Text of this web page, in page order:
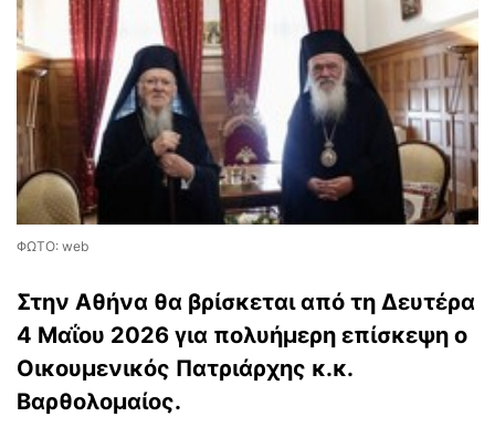
ΦΩΤΟ: web
Στην Αθήνα θα βρίσκεται από τη Δευτέρα
4 Μαΐου 2026 για πολυήμερη επίσκεψη ο
Οικουμενικός Πατριάρχης κ.κ.
Βαρθολομαίος.